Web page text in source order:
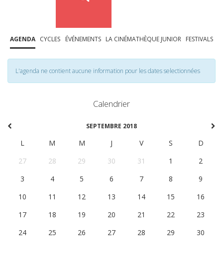
AGENDA CYCLES ÉVÉNEMENTS LA CINÉMATHÈQUE JUNIOR FESTIVALS
L'agenda ne contient aucune information pour les dates selectionnées
Calendrier
SEPTEMBRE 2018
L M M J V S
D
27
28 29 30 31 1
2
3
4 5 6 7 8
9
10
11 12 13 14 15
16
17
18 19 20 21 22
23
24
25 26 27 28 29 30